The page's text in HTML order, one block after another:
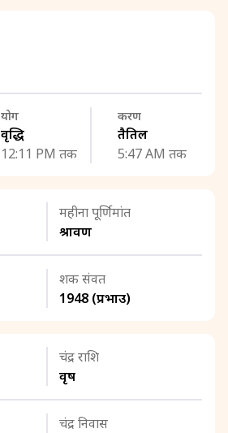
योग
वृद्धि
12:11 PM तक
करण
तैतिल
5:47 AM तक
महीना पूर्णिमांत
श्रावण
शक संवत
1948 (प्रभाउ)
चंद्र राशि
वृष
चंद्र निवास